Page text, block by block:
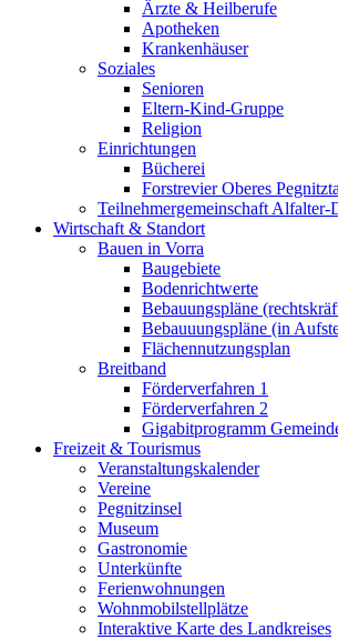
Ärzte & Heilberufe
Apotheken
Krankenhäuser
Soziales
Senioren
Eltern-Kind-Gruppe
Religion
Einrichtungen
Bücherei
Forstrevier Oberes
Teilnehmergemeinschaft Alfalter-
Wirtschaft & Standort
Bauen in Vorra
Baugebiete
Bodenrichtwerte
Bebauungspläne
Bebauuungspläne (in
Flächennutzungsplan
Breitband
Förderverfahren 1
Förderverfahren 2
Gigabitprogramm
Freizeit & Tourismus
Veranstaltungskalender
Vereine
Pegnitzinsel
Museum
Gastronomie
Unterkünfte
Ferienwohnungen
Wohnmobilstellplätze
Interaktive Karte des Landkreises